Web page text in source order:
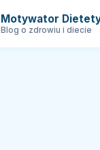
Motywator
Blog o zdrowiu i diecie